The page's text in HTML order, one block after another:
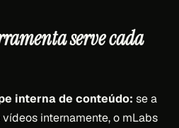
serve cada
interna de conteúdo: se a
internamente, o mLabs